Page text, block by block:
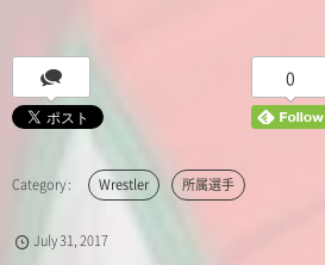
0
Wrestler 所属選手
July31,2017